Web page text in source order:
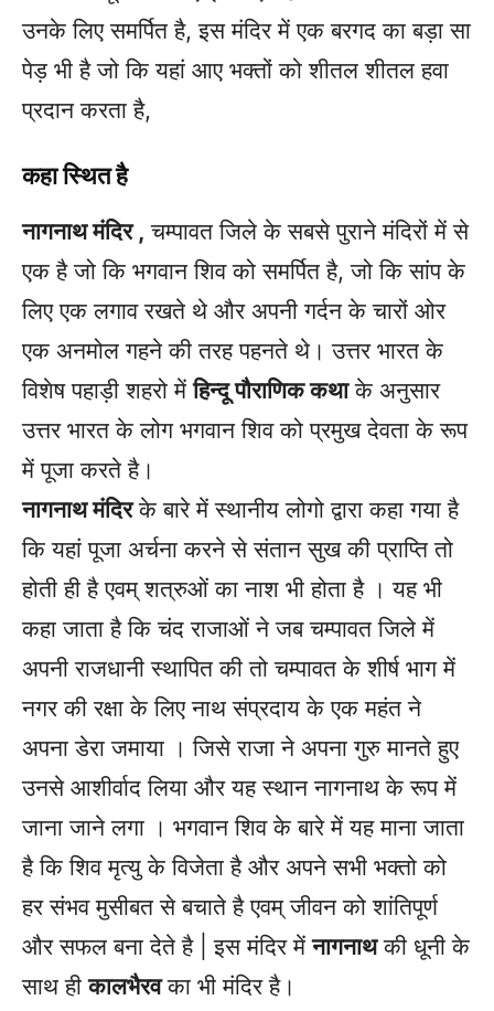
उनके लिए समर्पित है, इस मंदिर में एक बरगद का बड़ा सा
पेड़ भी है जो कि यहां आए भक्तों को शीतल शीतल हवा
प्रदान करता है,
कहा स्थित है
नागनाथ मंदिर , चम्पावत जिले के सबसे पुराने मंदिरों में से
एक है जो कि भगवान शिव को समर्पित है, जो कि सांप के
लिए एक लगाव रखते थे और अपनी गर्दन के चारों ओर
एक अनमोल गहने की तरह पहनते थे। उत्तर भारत के
विशेष पहाड़ी शहरो मेंहिन्दू पौराणिक कथाके अनुसार
उत्तर भारत के लोग भगवान शिव को प्रमुख देवता के रूप
में पूजा करते है।
नागनाथ मंदिरके बारे में स्थानीय लोगो द्वारा कहा गया है
कि यहां पूजा अर्चना करने से संतान सुख की प्राप्ति तो
होती ही है एवम् शत्रुओं का नाश भी होता है । यह भी
कहा जाता है कि चंद राजाओं ने जब चम्पावत जिले में
अपनी राजधानी स्थापित की तो चम्पावत के शीर्ष भाग में
नगर की रक्षा के लिए नाथ संप्रदाय के एक महंत ने
अपना डेरा जमाया । जिसे राजा ने अपना गुरु मानते हुए
उनसे आशीर्वाद लिया और यह स्थान नागनाथ के रूप में
जाना जाने लगा । भगवान शिव के बारे में यह माना जाता
है कि शिव मृत्यु के विजेता है और अपने सभी भक्तो को
हर संभव मुसीबत से बचाते है एवम् जीवन को शांतिपूर्ण
और सफल बना देते है | इस मंदिर मेंनागनाथकी धूनी के
साथ हीकालभैरवका भी मंदिर है।